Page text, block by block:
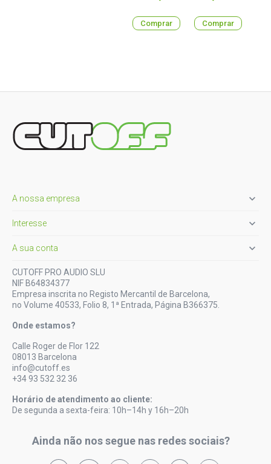
Comprar Comprar
A nossa empresa 
Interesse 
A sua conta 
CUTOFF PRO AUDIO SLU
NIF B64834377
Empresa inscrita no Registo Mercantil de Barcelona,
no Volume 40533, Folio 8, 1ª Entrada, Página B366375.
Onde estamos?
Calle Roger de Flor 122
08013 Barcelona
info@cutoff.es
+34 93 532 32 36
Horário de atendimento ao cliente:
De segunda a sexta-feira: 10h–14h y 16h–20h
Ainda não nos segue nas redes sociais?